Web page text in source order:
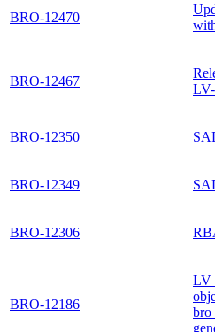
BRO-12470
BRO-12467
BRO-12350
BRO-12349
BRO-12306
BRO-12186
LV